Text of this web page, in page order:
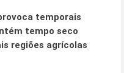
temporais
tempo seco
regiões agrícolas